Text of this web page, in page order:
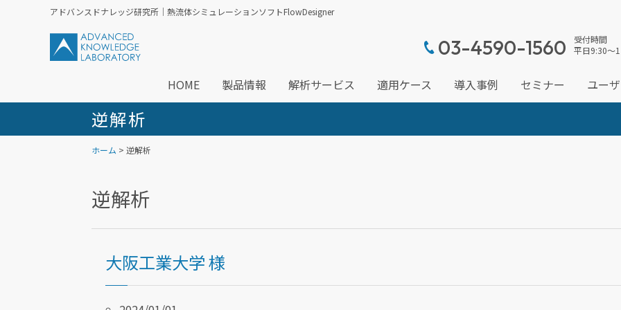
アドバンスドナレッジ研究所｜熱流体シミュレーションソフトFlowDesigner
03-4590-1560
受付時間
平日9:30～
HOME 製品情報 解析サービス 適用ケース 導入事例 セミナー ユー
逆解析
ホーム > 逆解析
逆解析
大阪工業大学 様